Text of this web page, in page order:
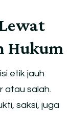
Hukum
etik jauh
atau salah.
saksi, juga